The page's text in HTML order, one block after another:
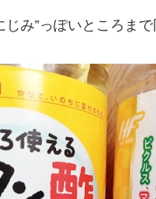
み”っぽいところま